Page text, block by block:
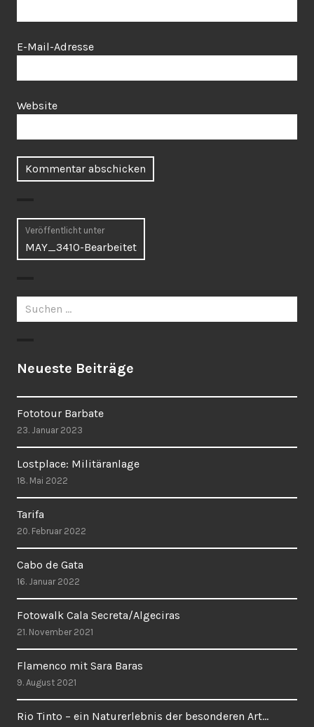
E-Mail-Adresse
Website
Beitragsnavigation
Veröffentlicht unter
MAY_3410-Bearbeitet
Suchen
nach:
Neueste Beiträge
Fototour Barbate
23. Januar 2023
Lostplace: Militäranlage
18. Mai 2022
Tarifa
20. Februar 2022
Cabo de Gata
16. Januar 2022
Fotowalk Cala Secreta/Algeciras
21. November 2021
Flamenco mit Sara Baras
9. August 2021
Rio Tinto – ein Naturerlebnis der besonderen Art…